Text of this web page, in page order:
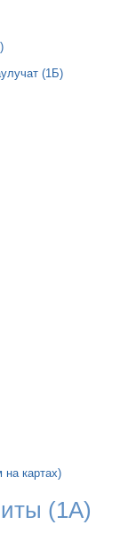
(1Б)
на картах)
(1А)